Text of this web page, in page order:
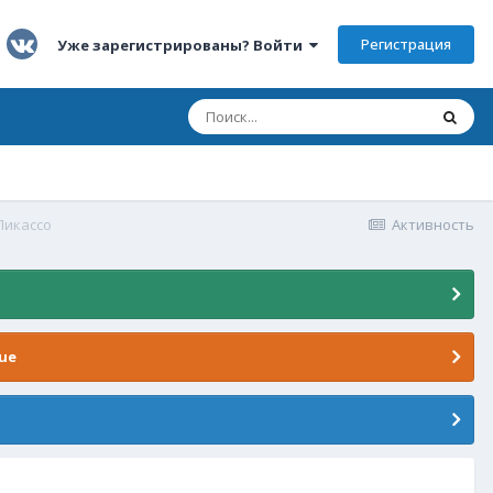
Уже зарегистрированы? Войти Регистрация
Активность